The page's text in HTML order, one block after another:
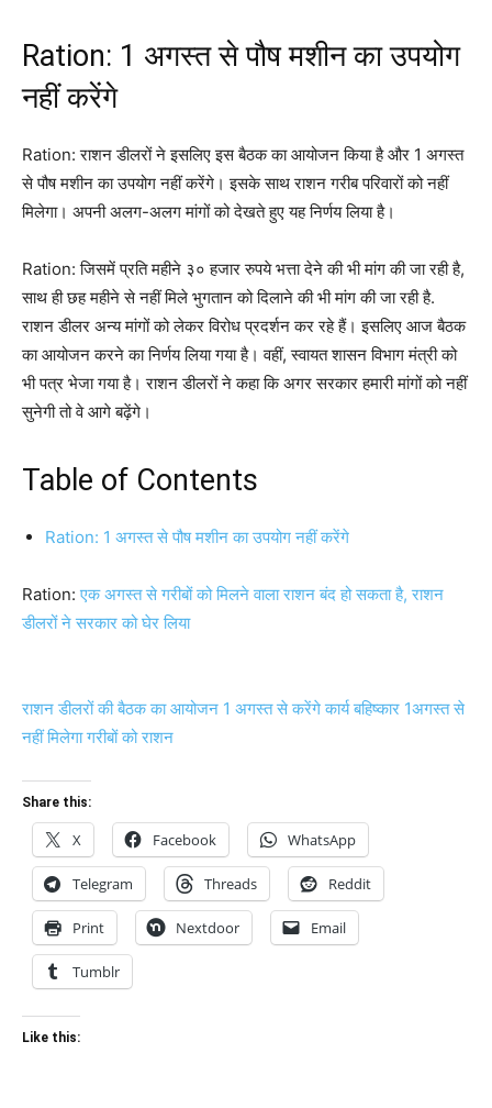
Ration: 1 अगस्त से पौष मशीन का उपयोग
नहीं करेंगे
Ration: राशन डीलरों ने इसलिए इस बैठक का आयोजन किया है और 1 अगस्त
से पौष मशीन का उपयोग नहीं करेंगे। इसके साथ राशन गरीब परिवारों को नहीं
मिलेगा। अपनी अलग-अलग मांगों को देखते हुए यह निर्णय लिया है।
Ration: जिसमें प्रति महीने ३० हजार रुपये भत्ता देने की भी मांग की जा रही है,
साथ ही छह महीने से नहीं मिले भुगतान को दिलाने की भी मांग की जा रही है.
राशन डीलर अन्य मांगों को लेकर विरोध प्रदर्शन कर रहे हैं। इसलिए आज बैठक
का आयोजन करने का निर्णय लिया गया है। वहीं, स्वायत शासन विभाग मंत्री को
भी पत्र भेजा गया है। राशन डीलरों ने कहा कि अगर सरकार हमारी मांगों को नहीं
सुनेगी तो वे आगे बढ़ेंगे।
Table of Contents
Ration: 1 अगस्त से पौष मशीन का उपयोग नहीं करेंगे
Ration: एक अगस्त से गरीबों को मिलने वाला राशन बंद हो सकता है, राशन
डीलरों ने सरकार को घेर लिया
राशन डीलरों की बैठक का आयोजन 1 अगस्त से करेंगे कार्य बहिष्कार 1अगस्त से
नहीं मिलेगा गरीबों को राशन
Share this:
X Facebook WhatsApp
Telegram Threads Reddit
Print Nextdoor Email
Tumblr
Like this: